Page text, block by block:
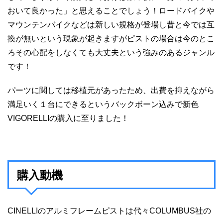
おいて良かった」と思えることでしょう！ロードバイクや
マウンテンバイクなどは新しい規格が登場し昔と今では互
換が無いという現象が起きますがピストの場合は今のとこ
ろその心配をしなくても大丈夫という強みのあるジャンル
です！
パーツに関しては移植元があったため、出費を抑えながら
満足いく１台にできるというバックボーン込みで新色
VIGORELLIの購入に至りました！
購入動機
CINELLIのアルミフレームピストは代々COLUMBUS社の